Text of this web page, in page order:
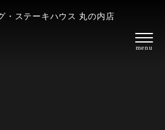
・ステーキハウス 丸の内店